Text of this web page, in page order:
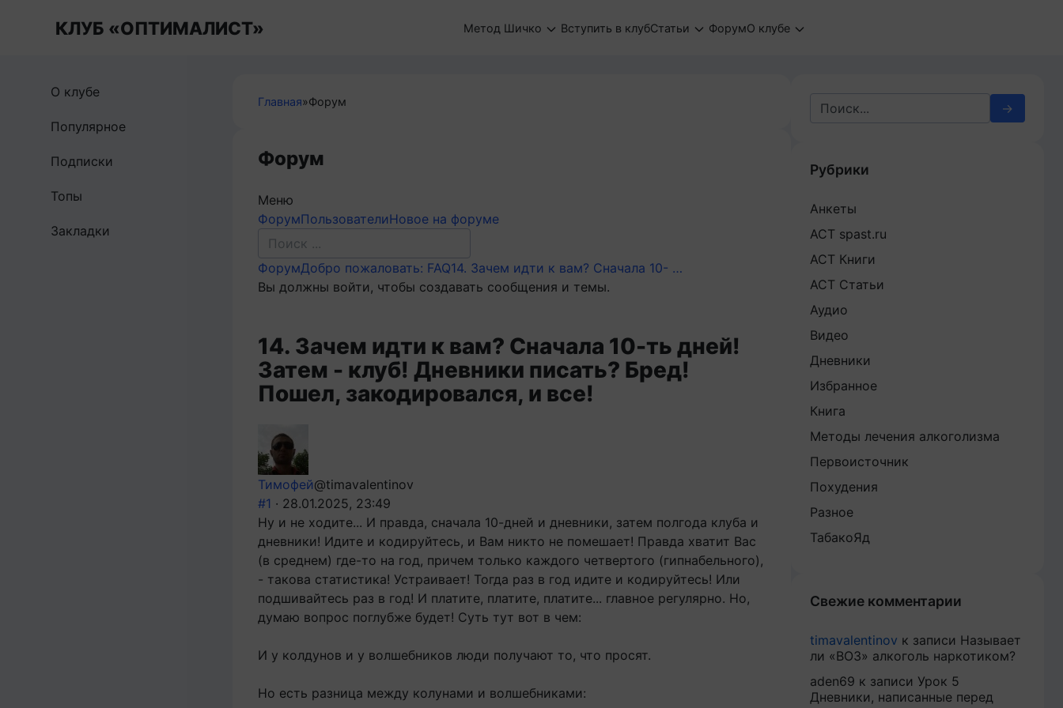
КЛУБ «ОПТИМАЛИСТ» Метод Шичко Вступить в клубСтатьи ФорумО клубе
Главная»Форум
Форум
Меню
Навигация
Форума
ФорумПользователиНовое на форуме
Форум
breadcrumbs
здесь:
ФорумДобро пожаловать: FAQ14. Зачем идти к вам? Сначала 10- …
Вы должны войти, чтобы создавать сообщения и темы.
14. Зачем идти к вам? Сначала 10-ть дней!
Затем - клуб! Дневники писать? Бред!
Пошел, закодировался, и все!
Тимофей@timavalentinov
#1 · 28.01.2025, 23:49
Ну и не ходите... И правда, сначала 10-дней и дневники, затем полгода клуба и
дневники! Идите и кодируйтесь, и Вам никто не помешает! Правда хватит Вас
(в среднем) где-то на год, причем только каждого четвертого (гипнабельного),
- такова статистика! Устраивает! Тогда раз в год идите и кодируйтесь! Или
подшивайтесь раз в год! И платите, платите, платите... главное регулярно. Но,
думаю вопрос поглубже будет! Суть тут вот в чем:
И у колдунов и у волшебников люди получают то, что просят.
Но есть разница между колунами и волшебниками:
О клубе
Популярное
Подписки
Топы
Закладки
Search
Рубрики
Анкеты
АСТ spast.ru
АСТ Книги
АСТ Статьи
Аудио
Видео
Дневники
Избранное
Книга
Методы лечения алкоголизма
Первоисточник
Похудения
Разное
ТабакоЯд
Свежие комментарии
timavalentinov к записи Называет
ли «ВОЗ» алкоголь наркотиком?
aden69 к записи Урок 5
Дневники, написанные перед